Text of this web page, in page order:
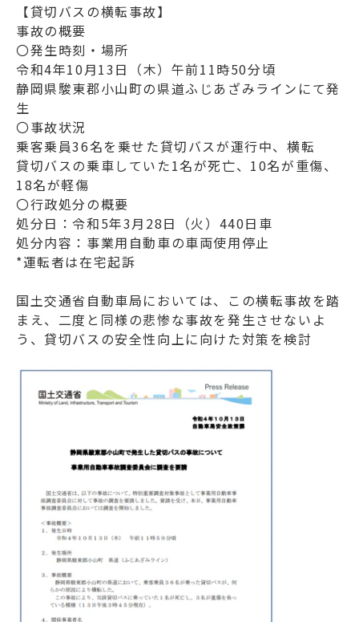
【貸切バスの横転事故】
事故の概要
〇発生時刻・場所
令和4年10月13日（木）午前11時50分頃
静岡県駿東郡小山町の県道ふじあざみラインにて発
生
〇事故状況
乗客乗員36名を乗せた貸切バスが運行中、横転
貸切バスの乗車していた1名が死亡、10名が重傷、
18名が軽傷
〇行政処分の概要
処分日：令和5年3月28日（火）440日車
処分内容：事業用自動車の車両使用停止
*運転者は在宅起訴
国土交通省自動車局においては、この横転事故を踏
まえ、二度と同様の悲惨な事故を発生させないよ
う、貸切バスの安全性向上に向けた対策を検討